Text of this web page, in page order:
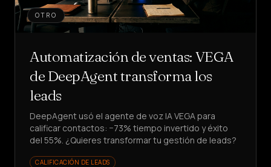
OTRO
Automatización de ventas: VEGA
de DeepAgent transforma los
leads
DeepAgent usó el agente de voz IA VEGA para
calificar contactos: −73% tiempo invertido y éxito
del 55%. ¿Quieres transformar tu gestión de leads?
CALIFICACIÓN DE LEADS